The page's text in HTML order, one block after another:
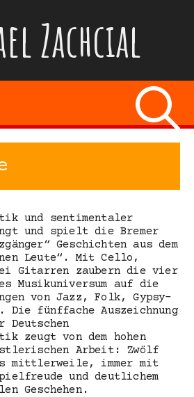
Zachcial
und sentimentaler
und spielt die Bremer
Geschichten aus dem
Leute“. Mit Cello,
Gitarren zaubern die vier
Musikuniversum auf die
von Jazz, Folk, Gypsy-
Die fünffache Auszeichnung
Deutschen
zeugt von dem hohen
Arbeit: Zwölf
mittlerweile, immer mit
und deutlichem
Geschehen.